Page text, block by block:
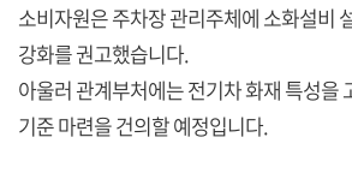
소비자원은 주차장 관리주체에 소화설비
강화를 권고했습니다.
아울러 관계부처에는 전기차 화재 특성을
기준 마련을 건의할 예정입니다.